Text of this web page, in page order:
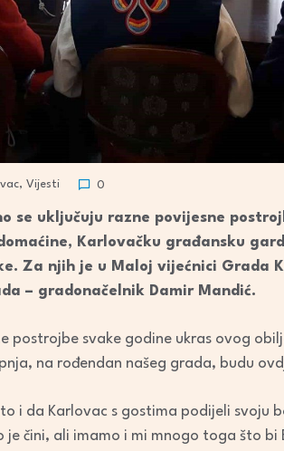
, Vijesti 0
se uključuju razne povijesne
Karlovačku građansku
Za njih je u Maloj vijećnici Grada
– gradonačelnik Damir Mandić.
postrojbe svake godine ukras ovog
na rođendan našeg grada, budu
i da Karlovac s gostima podijeli svoju
je čini, ali imamo i mi mnogo toga što